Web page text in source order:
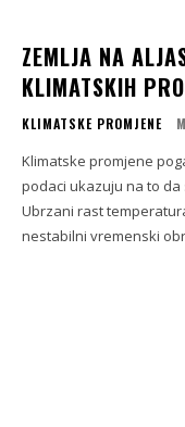
ZEMLJA NA
KLIMATSKIH
KLIMATSKE PROMJENE
Klimatske promjene
podaci ukazuju na to
Ubrzani rast
nestabilni vremenski